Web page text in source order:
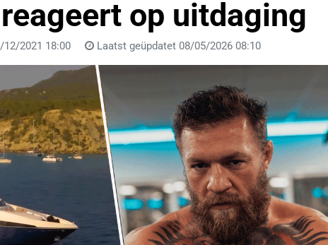
op uitdaging
12/2021 18:00 Laatst geüpdatet 08/05/2026 08:10